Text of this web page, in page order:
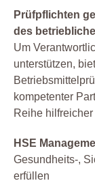
Prüfpflichten
des
Um
unterstützen,
kompetenter
Reihe
HSE
Gesundheits-,
erfüllen